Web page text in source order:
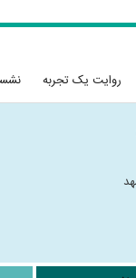
روایت یک تجربه